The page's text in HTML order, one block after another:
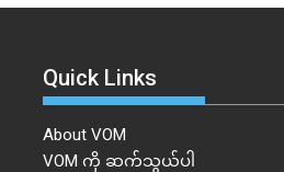
Quick Links
About VOM
VOM ကို ဆက်သွယ်ပါ